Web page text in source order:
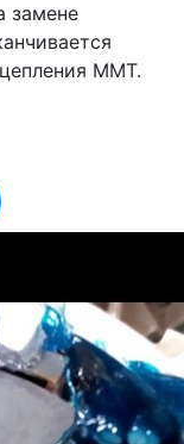
замене
ММТ.